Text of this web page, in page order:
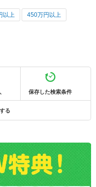
以上 450万円以上
保存した検索条件
る